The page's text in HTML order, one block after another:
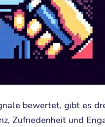
bewertet, gibt es
Zufriedenheit und